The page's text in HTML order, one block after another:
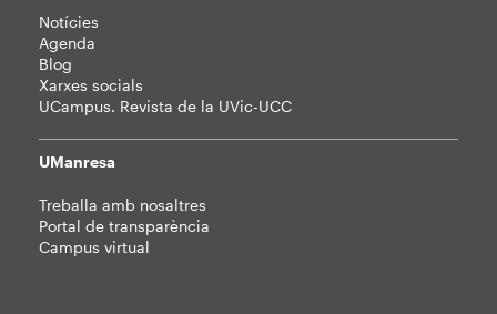
Notícies
Agenda
Blog
Xarxes socials
UCampus. Revista de la UVic-UCC
UManresa
Treballa amb nosaltres
Portal de transparència
Campus virtual